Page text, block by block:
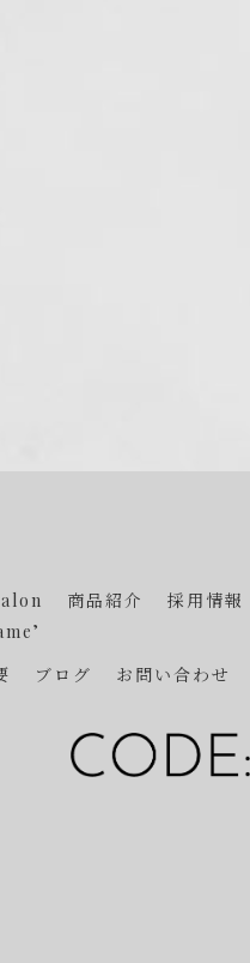
商品紹介 採用情報
ブログ お問い合わせ